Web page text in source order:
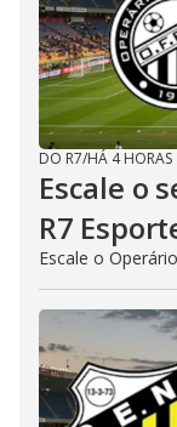
DO R7/HÁ 4 HORAS
Escale o
R7
Escale o